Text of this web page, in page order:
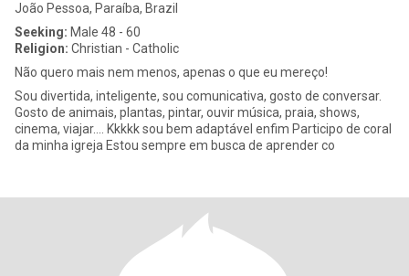
João Pessoa, Paraíba, Brazil
Seeking: Male 48 - 60
Religion: Christian - Catholic
Não quero mais nem menos, apenas o que eu mereço!
Sou divertida, inteligente, sou comunicativa, gosto de conversar.
Gosto de animais, plantas, pintar, ouvir música, praia, shows,
cinema, viajar.... Kkkkk sou bem adaptável enfim Participo de coral
da minha igreja Estou sempre em busca de aprender co